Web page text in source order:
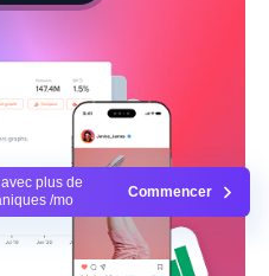
plus de
/mo
Commencer